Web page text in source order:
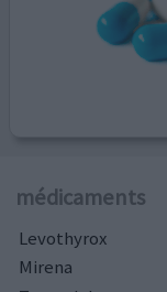
médicaments
Levothyrox
Mirena